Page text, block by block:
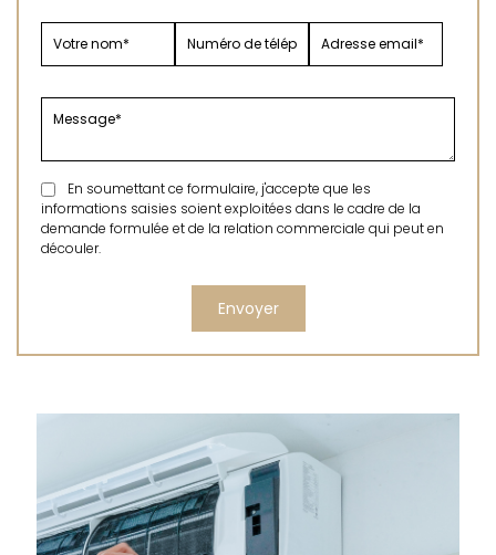
En soumettant ce formulaire, j'accepte que les
informations saisies soient exploitées dans le cadre de la
demande formulée et de la relation commerciale qui peut en
découler.